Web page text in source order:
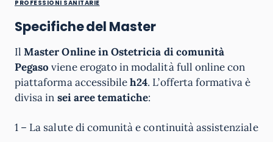
PROFESSIONI SANITARIE
Specifiche del Master
IlMaster Online in Ostetricia di comunità
Pegaso viene erogato in modalità full online con
piattaforma accessibileh24. L’offerta formativa è
divisa in sei aree tematiche:
1 – La salute di comunità e continuità assistenziale